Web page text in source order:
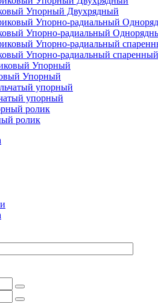
Упорный Двухрядный
Упорно-радиальный
Упорно-радиальный спаренный
Упорный
упорный
ролик